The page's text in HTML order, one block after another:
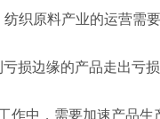
纺织原料产业的运营需
损边缘的产品走出亏
作中，需要加速产品